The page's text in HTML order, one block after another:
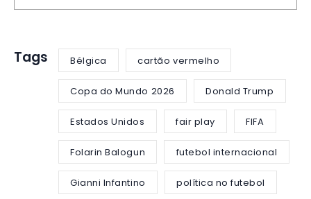
Tags Bélgica cartão vermelho
Copa do Mundo 2026 Donald Trump
Estados Unidos fair play FIFA
Folarin Balogun futebol internacional
Gianni Infantino política no futebol